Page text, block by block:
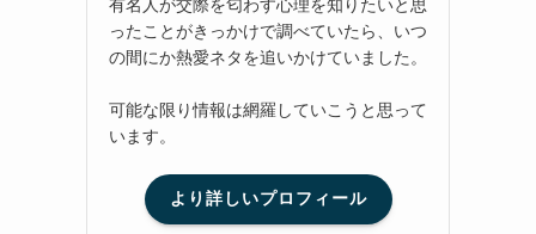
有名人が交際を匂わす心理を知りたいと思
ったことがきっかけで調べていたら、いつ
の間にか熱愛ネタを追いかけていました。
可能な限り情報は網羅していこうと思って
います。
より詳しいプロフィール